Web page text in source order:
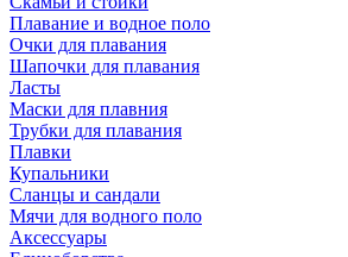
Плавание и водное поло
Очки для плавания
Шапочки для плавания
Ласты
Маски для плавния
Трубки для плавания
Плавки
Купальники
Сланцы и сандали
Мячи для водного поло
Аксессуары